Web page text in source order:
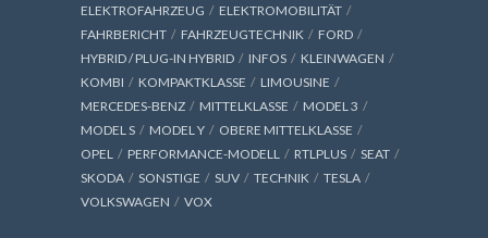
ELEKTROFAHRZEUG
ELEKTROMOBILITÄT
FAHRBERICHT
FAHRZEUGTECHNIK
FORD
HYBRID / PLUG-IN HYBRID
INFOS
KLEINWAGEN
KOMBI
KOMPAKTKLASSE
LIMOUSINE
MERCEDES-BENZ
MITTELKLASSE
MODEL 3
MODEL S
MODEL Y
OBERE MITTELKLASSE
OPEL
PERFORMANCE-MODELL RTLPLUS
SEAT
SKODA
SONSTIGE SUV TECHNIK
TESLA
VOLKSWAGEN
VOX